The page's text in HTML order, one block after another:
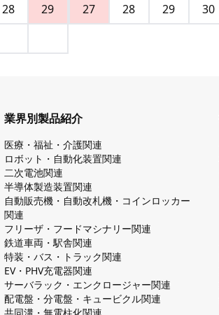
28
29
27
28 29 30
業界別製品紹介
医療・福祉・介護関連
ロボット・自動化装置関連
二次電池関連
半導体製造装置関連
自動販売機・自動改札機・コインロッカー
関連
フリーザ・フードマシナリー関連
鉄道車両・駅舎関連
特装・バス・トラック関連
EV・PHV充電器関連
サーバラック・エンクロージャー関連
配電盤・分電盤・キュービクル関連